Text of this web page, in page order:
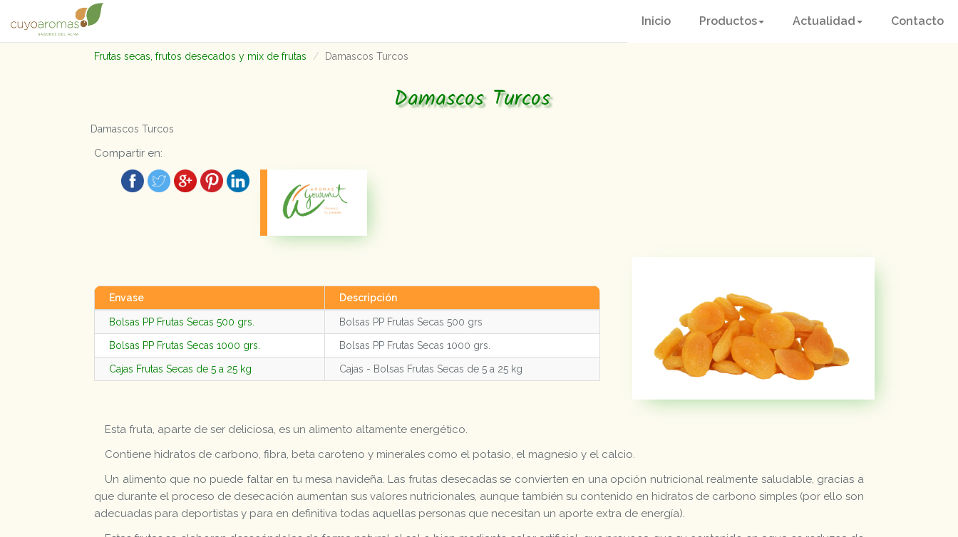
Inicio Productos Actualidad Contacto
Frutas secas, frutos desecados y mix de frutas Damascos Turcos
Damascos Turcos
Damascos Turcos
Compartir en:
Envase Descripción
Bolsas PP Frutas Secas 500 grs. Bolsas PP Frutas Secas 500 grs
Bolsas PP Frutas Secas 1000 grs. Bolsas PP Frutas Secas 1000 grs.
Cajas Frutas Secas de 5 a 25 kg Cajas - Bolsas Frutas Secas de 5 a 25 kg
Esta fruta, aparte de ser deliciosa, es un alimento altamente energético.
Contiene hidratos de carbono, fibra, beta caroteno y minerales como el potasio, el magnesio y el calcio.
Un alimento que no puede faltar en tu mesa navideña. Las frutas desecadas se convierten en una opción nutricional realmente saludable, gracias a
que durante el proceso de desecación aumentan sus valores nutricionales, aunque también su contenido en hidratos de carbono simples (por ello son
adecuadas para deportistas y para en definitiva todas aquellas personas que necesitan un aporte extra de energía).